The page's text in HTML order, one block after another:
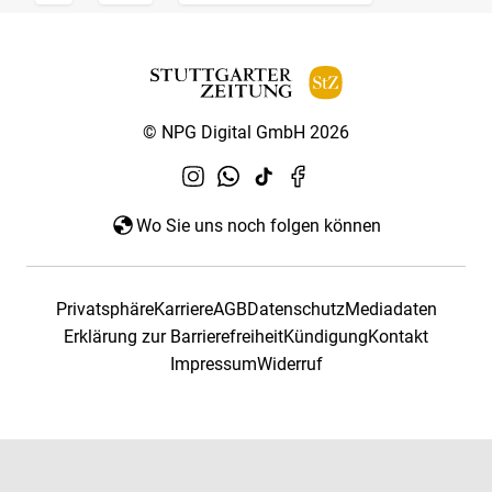
© NPG Digital GmbH 2026
Wo Sie uns noch folgen können
PrivatsphäreKarriereAGBDatenschutzMediadaten
Erklärung zur BarrierefreiheitKündigungKontakt
ImpressumWiderruf